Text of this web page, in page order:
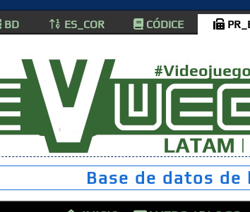
BD ES_COR CÓDICE
Base de datos